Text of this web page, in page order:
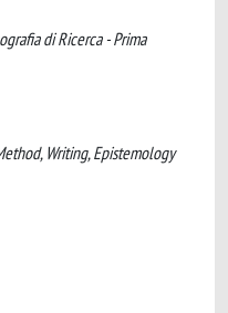
di Ricerca - Prima
Writing, Epistemology